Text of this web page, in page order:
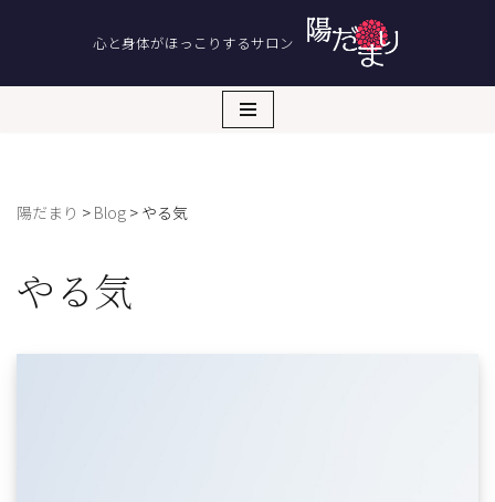
ン
ス
ッ
プ
心と身体がほっこりするサロン
陽だまり > Blog > やる気
やる気